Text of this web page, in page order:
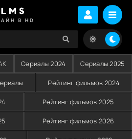
В HD
Сериалы 2024 Сериалы 2025
Рейтинг фильмов 2024
Рейтинг фильмов 2025
Рейтинг фильмов 2026